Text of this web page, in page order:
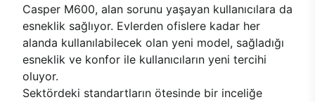
Casper M600, alan sorunu yaşayan kullanıcılara da
esneklik sağlıyor. Evlerden ofislere kadar her
alanda kullanılabilecek olan yeni model, sağladığı
esneklik ve konfor ile kullanıcıların yeni tercihi
oluyor.
Sektördeki standartların ötesinde bir inceliğe